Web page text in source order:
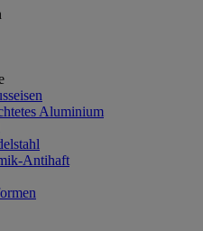
Aluminium
Antihaft